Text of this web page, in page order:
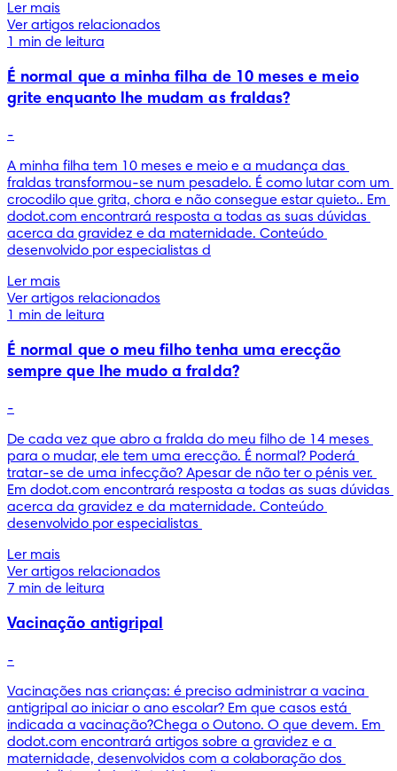
Ler mais
Ver artigos relacionados
1 min de leitura
É normal que a minha filha de 10 meses e meio
grite enquanto lhe mudam as fraldas?
-
A minha filha tem 10 meses e meio e a mudança das
fraldas transformou-se num pesadelo. É como lutar com um
crocodilo que grita, chora e não consegue estar quieto.. Em
dodot.com encontrará resposta a todas as suas dúvidas
acerca da gravidez e da maternidade. Conteúdo
desenvolvido por especialistas d
Ler mais
Ver artigos relacionados
1 min de leitura
É normal que o meu filho tenha uma erecção
sempre que lhe mudo a fralda?
-
De cada vez que abro a fralda do meu filho de 14 meses
para o mudar, ele tem uma erecção. É normal? Poderá
tratar-se de uma infecção? Apesar de não ter o pénis ver.
Em dodot.com encontrará resposta a todas as suas dúvidas
acerca da gravidez e da maternidade. Conteúdo
desenvolvido por especialistas
Ler mais
Ver artigos relacionados
7 min de leitura
Vacinação antigripal
-
Vacinações nas crianças: é preciso administrar a vacina
antigripal ao iniciar o ano escolar? Em que casos está
indicada a vacinação?Chega o Outono. O que devem. Em
dodot.com encontrará artigos sobre a gravidez e a
maternidade, desenvolvidos com a colaboração dos